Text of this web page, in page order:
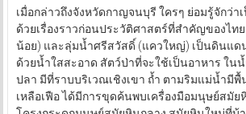
เมื่อกล่าวถึงจังหวัดกาญจนบุรี ใครๆ ย่อมรู้จักว่
ด้วยเรื่องราวก่อนประวัติศาสตร์ที่สำคัญของไท
น้อย) และลุ่มน้ำศรีสวัสดิ์ (แควใหญ่) เป็นดินแ
ด้วยน้ำใสสะอาด สัตว์ป่าที่จะใช้เป็นอาหาร ใน
ปลา มีที่ราบบริเวณเชิงเขา ถ้ำ ตามริมแม่น้ำมีพื้
เหลือเฟือ ได้มีการขุดค้นพบเครื่องมือมนุษย์สมัย